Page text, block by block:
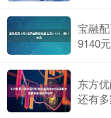
宝融
9140元
东方
还有